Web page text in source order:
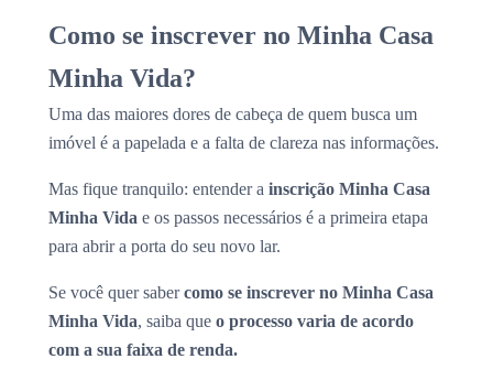
Como se inscrever no Minha Casa
Minha Vida?
Uma das maiores dores de cabeça de quem busca um
imóvel é a papelada e a falta de clareza nas informações.
Mas fique tranquilo: entender a inscrição Minha Casa
Minha Vida e os passos necessários é a primeira etapa
para abrir a porta do seu novo lar.
Se você quer sabercomo se inscrever no Minha Casa
Minha Vida, saiba que o processo varia de acordo
com a sua faixa de renda.